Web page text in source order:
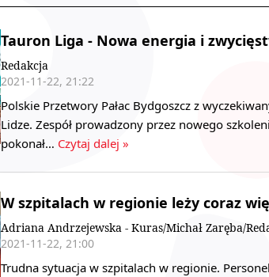
Tauron Liga - Nowa energia i
Redakcja
2021-11-22, 21:22
Polskie Przetwory Pałac Bydgoszcz z
Lidze. Zespół prowadzony przez nowego
pokonał… Czytaj dalej »
W szpitalach w regionie leży coraz
Adriana Andrzejewska - Kuras/Michał Zaręba/
2021-11-22, 21:00
Trudna sytuacja w szpitalach w regionie.